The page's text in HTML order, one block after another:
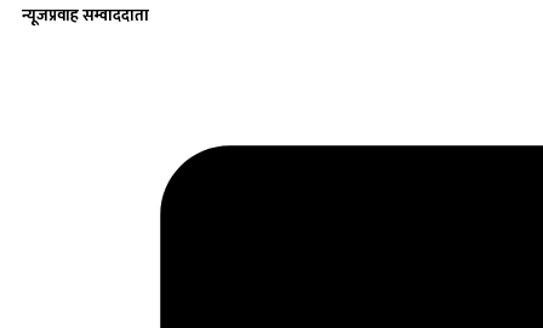
न्यूजप्रवाह सम्वाददाता